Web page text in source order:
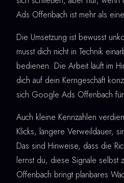
Ads Offenbach ist mehr als
Die Umsetzung ist bewusst
musst dich nicht in Technik
bedienen. Die Arbeit läuft im
dich auf dein Kerngeschäft
sich Google Ads Offenbach
Auch kleine Kennzahlen
Klicks, längere Verweildauer,
Das sind Hinweise, dass die
lernst du, diese Signale
Offenbach bringt planbares